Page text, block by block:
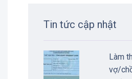
Tin tức cập nhật
Làm
vợ/